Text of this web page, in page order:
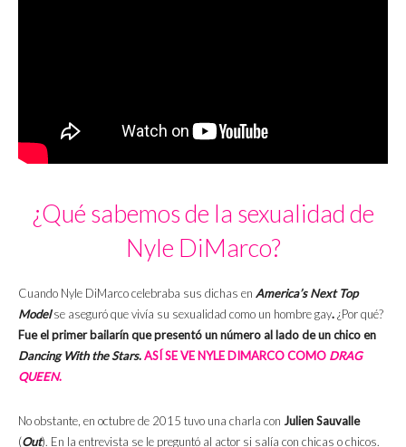
¿Qué sabemos de la sexualidad de
Nyle DiMarco?
Cuando Nyle DiMarco celebraba sus dichas en America’s Next Top
Modelse aseguró que vivía su sexualidad como un hombre gay.¿Por qué?
Fue el primer bailarín que presentó un número al lado de un chico en
Dancing With the Stars.ASÍ SE VE NYLE DIMARCO COMO DRAG
QUEEN.
No obstante, en octubre de 2015 tuvo una charla con Julien Sauvalle
(Out). En la entrevista se le preguntó al actor si salía con chicas o chicos.